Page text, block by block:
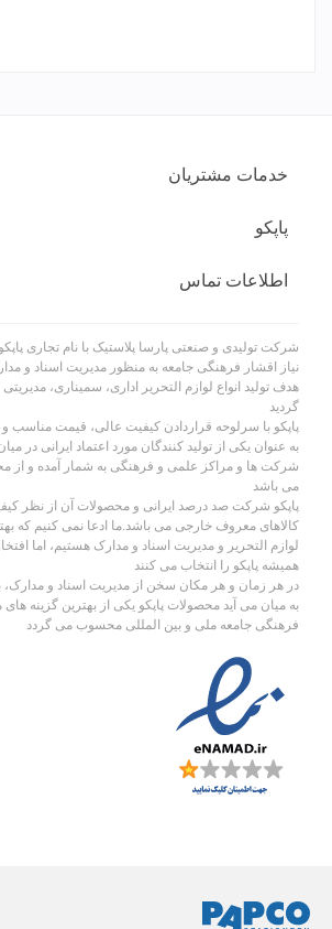
خدمات مشتریان
پاپکو
اطلاعات تماس
نیاز اقشار فرهنگی جامعه به منظور مدیریت اسناد و
هدف تولید انواع لوازم التحریر اداری، سمیناری،
گردید
پاپکو با سرلوحه قراردادن کیفیت عالی، قیمت
به عنوان یکی از تولید کنندگان مورد اعتماد ایرانی در
شرکت ها و مراکز علمی و فرهنگی به شمار آمده و از
می باشد
پاپکو شرکت صد درصد ایرانی و محصولات آن از نظر
کالاهای معروف خارجی می باشد.ما ادعا نمی کنیم که
لوازم التحریر و مدیریت اسناد و مدارک هستیم، اما
همیشه پاپکو را انتخاب می کنند
در هر زمان و هر مکان سخن از مدیریت اسناد و
به میان می آید محصولات پاپکو یکی از بهترین گزینه
فرهنگی جامعه ملی و بین المللی محسوب می گردد